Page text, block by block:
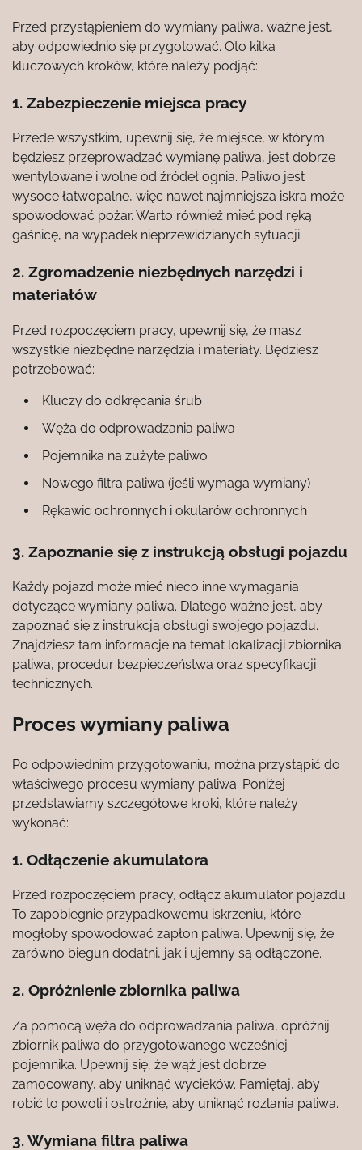
Przed przystąpieniem do wymiany paliwa, ważne jest,
aby odpowiednio się przygotować. Oto kilka
kluczowych kroków, które należy podjąć:
1. Zabezpieczenie miejsca pracy
Przede wszystkim, upewnij się, że miejsce, w którym
będziesz przeprowadzać wymianę paliwa, jest dobrze
wentylowane i wolne od źródeł ognia. Paliwo jest
wysoce łatwopalne, więc nawet najmniejsza iskra może
spowodować pożar. Warto również mieć pod ręką
gaśnicę, na wypadek nieprzewidzianych sytuacji.
2. Zgromadzenie niezbędnych narzędzi i
materiałów
Przed rozpoczęciem pracy, upewnij się, że masz
wszystkie niezbędne narzędzia i materiały. Będziesz
potrzebować:
Kluczy do odkręcania śrub
Węża do odprowadzania paliwa
Pojemnika na zużyte paliwo
Nowego filtra paliwa (jeśli wymaga wymiany)
Rękawic ochronnych i okularów ochronnych
3. Zapoznanie się z instrukcją obsługi pojazdu
Każdy pojazd może mieć nieco inne wymagania
dotyczące wymiany paliwa. Dlatego ważne jest, aby
zapoznać się z instrukcją obsługi swojego pojazdu.
Znajdziesz tam informacje na temat lokalizacji zbiornika
paliwa, procedur bezpieczeństwa oraz specyfikacji
technicznych.
Proces wymiany paliwa
Po odpowiednim przygotowaniu, można przystąpić do
właściwego procesu wymiany paliwa. Poniżej
przedstawiamy szczegółowe kroki, które należy
wykonać:
1. Odłączenie akumulatora
Przed rozpoczęciem pracy, odłącz akumulator pojazdu.
To zapobiegnie przypadkowemu iskrzeniu, które
mogłoby spowodować zapłon paliwa. Upewnij się, że
zarówno biegun dodatni, jak i ujemny są odłączone.
2. Opróżnienie zbiornika paliwa
Za pomocą węża do odprowadzania paliwa, opróżnij
zbiornik paliwa do przygotowanego wcześniej
pojemnika. Upewnij się, że wąż jest dobrze
zamocowany, aby uniknąć wycieków. Pamiętaj, aby
robić to powoli i ostrożnie, aby uniknąć rozlania paliwa.
3. Wymiana filtra paliwa